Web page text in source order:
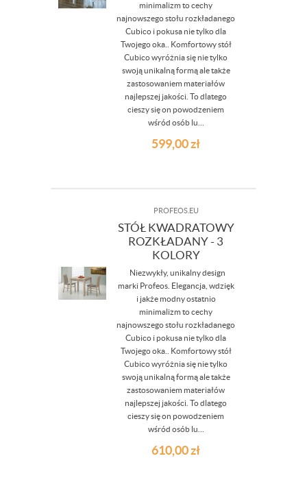
minimalizm to cechy
najnowszego stołu rozkładanego
Cubico i pokusa nie tylko dla
Twojego oka.. Komfortowy stół
Cubico wyróżnia się nie tylko
swoją unikalną formą ale także
zastosowaniem materiałów
najlepszej jakości. To dlatego
cieszy się on powodzeniem
wśród osób lu...
599,00zł
PROFEOS.EU
STÓŁ KWADRATOWY
ROZKŁADANY - 3
KOLORY
Niezwykły, unikalny design
marki Profeos. Elegancja, wdzięk
i jakże modny ostatnio
minimalizm to cechy
najnowszego stołu rozkładanego
Cubico i pokusa nie tylko dla
Twojego oka.. Komfortowy stół
Cubico wyróżnia się nie tylko
swoją unikalną formą ale także
zastosowaniem materiałów
najlepszej jakości. To dlatego
cieszy się on powodzeniem
wśród osób lu...
610,00zł